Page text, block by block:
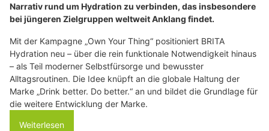
Narrativ rund um Hydration zu verbinden, das insbesondere
bei jüngeren Zielgruppen weltweit Anklang findet.
Mit der Kampagne „Own Your Thing“ positioniert BRITA
Hydration neu – über die rein funktionale Notwendigkeit hinaus
– als Teil moderner Selbstfürsorge und bewusster
Alltagsroutinen. Die Idee knüpft an die globale Haltung der
Marke „Drink better. Do better.“ an und bildet die Grundlage für
die weitere Entwicklung der Marke.
Weiterlesen